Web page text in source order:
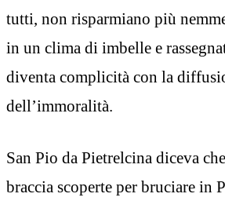
tutti, non risparmiano più
in un clima di imbelle e
diventa complicità con la
dell’immoralità.
San Pio da Pietrelcina diceva
braccia scoperte per bruciare in